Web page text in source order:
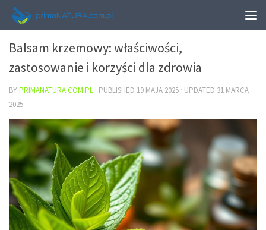
URODA
Balsam krzemowy: właściwości,
zastosowanie i korzyści dla zdrowia
BYPRIMANATURA.COM.PL · PUBLISHED 19 MAJA 2025 · UPDATED 31 MARCA
2025